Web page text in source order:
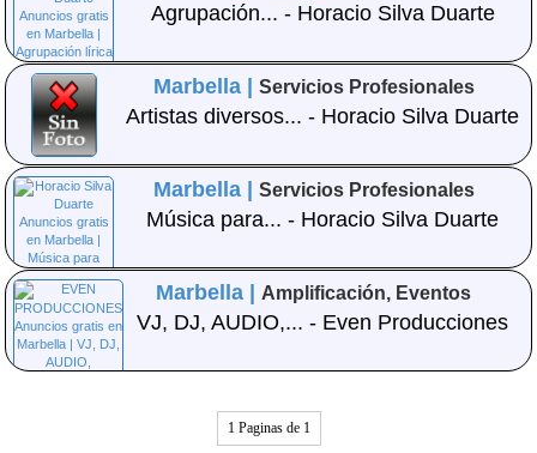
Agrupación... - Horacio Silva Duarte
Marbella | Servicios Profesionales
Artistas diversos... - Horacio Silva Duarte
Marbella | Servicios Profesionales
Música para... - Horacio Silva Duarte
Marbella |Amplificación, Eventos
VJ, DJ, AUDIO,... - Even Producciones
1 Paginas de 1